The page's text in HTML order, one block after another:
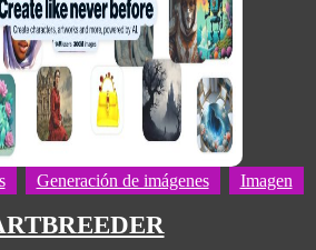
Generación de imágenes Imagen